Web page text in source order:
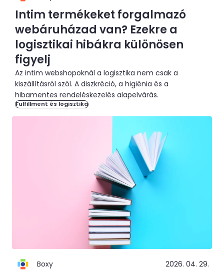
Intim termékeket forgalmazó
webáruházad van? Ezekre a
logisztikai hibákra különösen
figyelj
Az intim webshopoknál a logisztika nem csak a
kiszállításról szól. A diszkréció, a higiénia és a
hibamentes rendeléskezelés alapelvárás.
Fulfillment és logisztika
Boxy 2026. 04. 29.